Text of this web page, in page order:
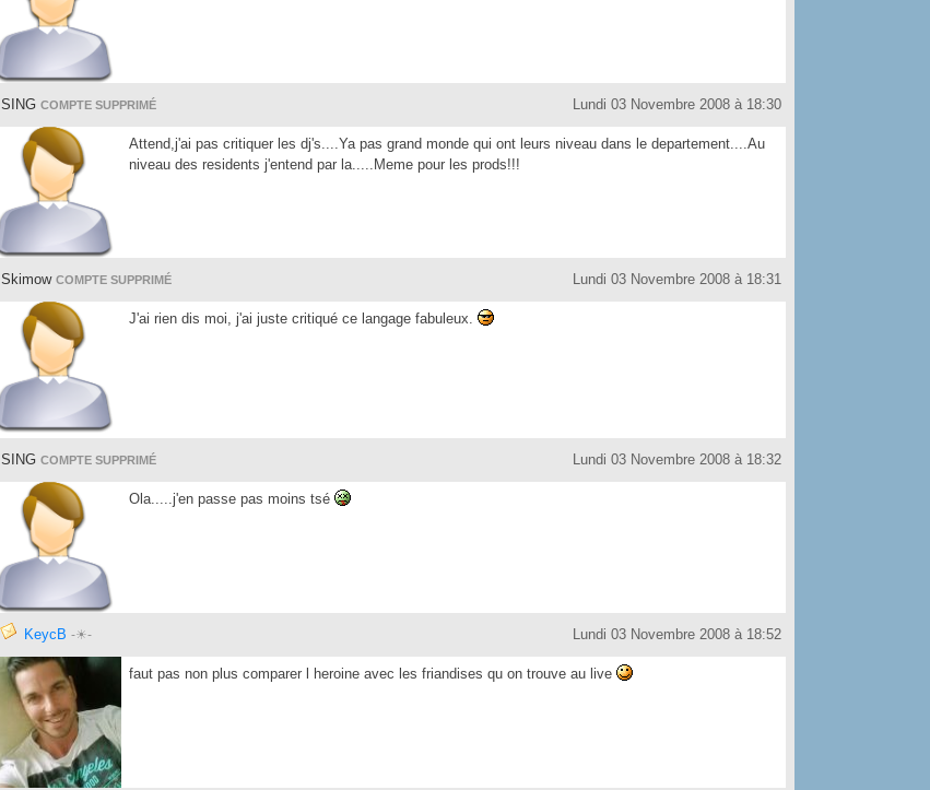
SING COMPTE SUPPRIMÉ Lundi 03 Novembre 2008 à 18:30
Attend,j'ai pas critiquer les dj's....Ya pas grand monde qui ont leurs niveau dans le departement....Au
niveau des residents j'entend par la.....Meme pour les prods!!!
Skimow COMPTE SUPPRIMÉ Lundi 03 Novembre 2008 à 18:31
J'ai rien dis moi, j'ai juste critiqué ce langage fabuleux.
SING COMPTE SUPPRIMÉ Lundi 03 Novembre 2008 à 18:32
Ola.....j'en passe pas moins tsé
KeycB -☀- Lundi 03 Novembre 2008 à 18:52
faut pas non plus comparer l heroine avec les friandises qu on trouve au live